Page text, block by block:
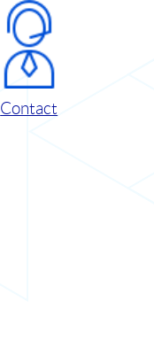
Contact